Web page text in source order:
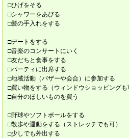
□ひげをそる
□シャワーをあびる
□髪の手入れをする
□デートをする
□音楽のコンサートにいく
□友だちと食事をする
□パーティに出席する
□地域活動（バザーや会合）に参加する
□買い物をする（ウィンドウショッピングも
□自分のほしいものを買う
□野球やソフトボールをする
□散歩や運動をする（ストレッチでも可）
□少しでも外出する